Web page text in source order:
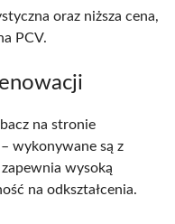
oraz niższa cena,
PCV.
na stronie
– wykonywane są z
wysoką
na odkształcenia.